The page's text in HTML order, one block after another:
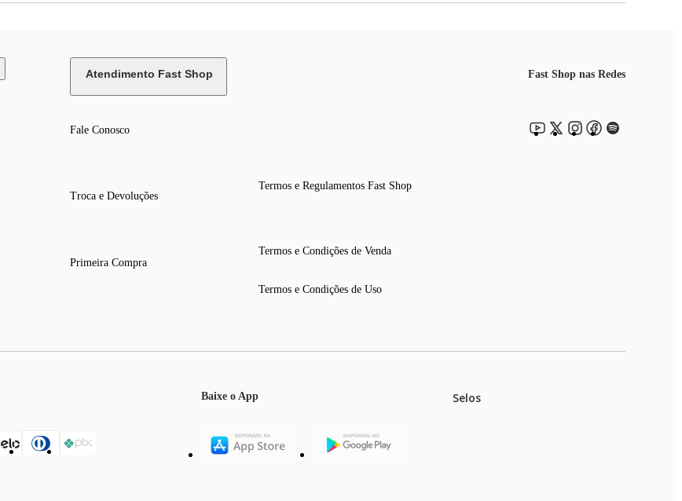
Atendimento Fast Shop
Fale Conosco
Troca e Devoluções
Primeira Compra
Termos e Regulamentos Fast Shop
Termos e Condições de Venda
Termos e Condições de Uso
Fast Shop nas Redes
Baixe o App Selos